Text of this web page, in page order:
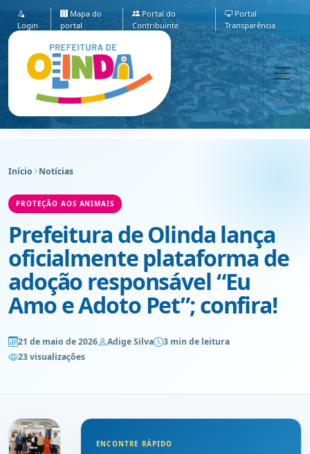
Login
Mapa do
portal
Portal do
Contribuinte
Portal
Transparência
Início Notícias
PROTEÇÃO AOS ANIMAIS
Prefeitura de Olinda lança
oficialmente plataforma de
adoção responsável “Eu
Amo e Adoto Pet”; confira!
21 de maio de 2026 Adige Silva
3 min de leitura
23 visualizações
ENCONTRE RÁPIDO